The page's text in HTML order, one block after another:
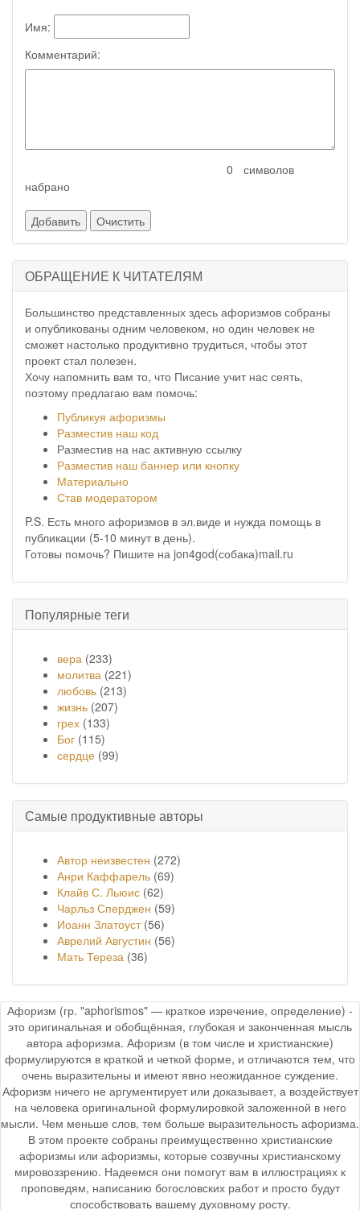
Имя:
Комментарий:
символов
набрано
ОБРАЩЕНИЕ К ЧИТАТЕЛЯМ
Большинство представленных здесь афоризмов собраны
и опубликованы одним человеком, но один человек не
сможет настолько продуктивно трудиться, чтобы этот
проект стал полезен.
Хочу напомнить вам то, что Писание учит нас сеять,
поэтому предлагаю вам помочь:
Публикуя афоризмы
Разместив наш код
Разместив на нас активную ссылку
Разместив наш баннер или кнопку
Материально
Став модератором
P.S. Есть много афоризмов в эл.виде и нужда помощь в
публикации (5-10 минут в день).
Готовы помочь? Пишите на jon4god(собака)mail.ru
Популярные теги
вера (233)
молитва (221)
любовь (213)
жизнь (207)
грех (133)
Бог (115)
сердце (99)
Самые продуктивные авторы
Автор неизвестен (272)
Анри Каффарель (69)
Клайв С. Льюис (62)
Чарльз Сперджен (59)
Иоанн Златоуст(56)
Аврелий Августин (56)
Мать Тереза (36)
Афоризм (гр. "aphorismos" — краткое изречение, определение) -
это оригинальная и обобщённая, глубокая и законченная мысль
автора афоризма. Афоризм (в том числе и христианские)
формулируются в краткой и четкой форме, и отличаются тем, что
очень выразительны и имеют явно неожиданное суждение.
Афоризм ничего не аргументирует или доказывает, а воздействует
на человека оригинальной формулировкой заложенной в него
мысли. Чем меньше слов, тем больше выразительность афоризма.
В этом проекте собраны преимущественно христианские
афоризмы или афоризмы, которые созвучны христианскому
мировоззрению. Надеемся они помогут вам в иллюстрациях к
проповедям, написанию богословских работ и просто будут
способствовать вашему духовному росту.